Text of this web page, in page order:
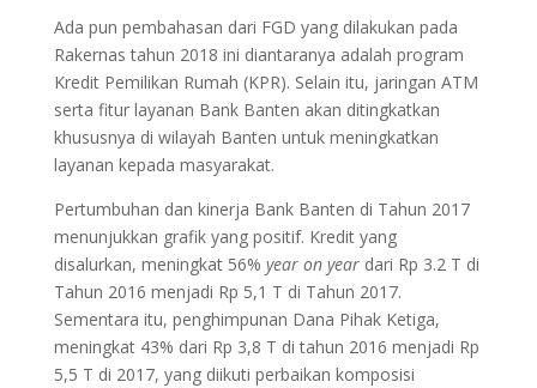
Ada pun pembahasan dari FGD yang dilakukan pada
Rakernas tahun 2018 ini diantaranya adalah program
Kredit Pemilikan Rumah (KPR). Selain itu, jaringan ATM
serta fitur layanan Bank Banten akan ditingkatkan
khususnya di wilayah Banten untuk meningkatkan
layanan kepada masyarakat.
Pertumbuhan dan kinerja Bank Banten di Tahun 2017
menunjukkan grafik yang positif. Kredit yang
disalurkan, meningkat 56% year on yeardari Rp 3.2 T di
Tahun 2016 menjadi Rp 5,1 T di Tahun 2017.
Sementara itu, penghimpunan Dana Pihak Ketiga,
meningkat 43% dari Rp 3,8 T di tahun 2016 menjadi Rp
5,5 T di 2017, yang diikuti perbaikan komposisi